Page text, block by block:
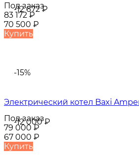
-12 672₽
Под заказ
83 172₽
70 500 ₽
Купить
-15%
-12 000₽
Электрический котел Baxi
Под заказ
79 000₽
67 000 ₽
Купить